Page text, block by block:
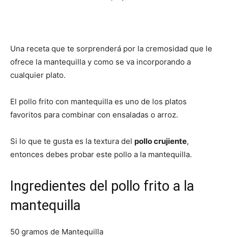
Receta
Cocina
Online
Una receta que te sorprenderá por la cremosidad que le
ofrece la mantequilla y como se va incorporando a
cualquier plato.
El pollo frito con mantequilla es uno de los platos
favoritos para combinar con ensaladas o arroz.
Si lo que te gusta es la textura del pollo crujiente,
entonces debes probar este pollo a la mantequilla.
Ingredientes del pollo frito a la
mantequilla
50 gramos de Mantequilla